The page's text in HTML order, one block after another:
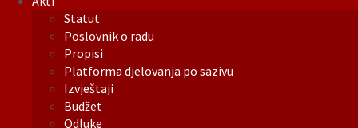
Statut
Poslovnik o radu
Propisi
Platforma djelovanja po sazivu
Izvještaji
Budžet
Odluke